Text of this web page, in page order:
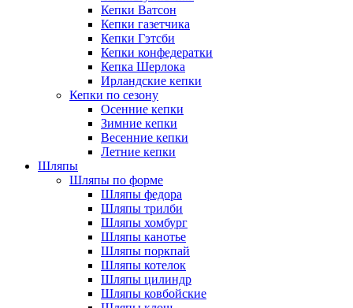
Кепки Ватсон
Кепки газетчика
Кепки Гэтсби
Кепки конфедератки
Кепка Шерлока
Ирландские кепки
Кепки по сезону
Осенние кепки
Зимние кепки
Весенние кепки
Летние кепки
Шляпы
Шляпы по форме
Шляпы федора
Шляпы трилби
Шляпы хомбург
Шляпы канотье
Шляпы поркпай
Шляпы котелок
Шляпы цилиндр
Шляпы ковбойские